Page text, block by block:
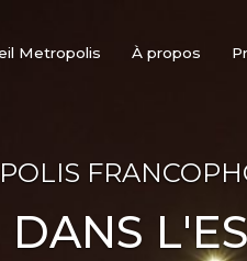
Metropolis À propos